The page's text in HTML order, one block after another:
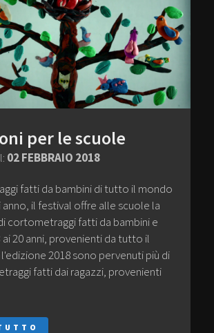
per le scuole
02 FEBBRAIO 2018
fatti da bambini di tutto il mondo
il festival offre alle scuole la
cortometraggi fatti da bambini e
ai 20 anni, provenienti da tutto il
2018 sono pervenuti più di
fatti dai ragazzi, provenienti